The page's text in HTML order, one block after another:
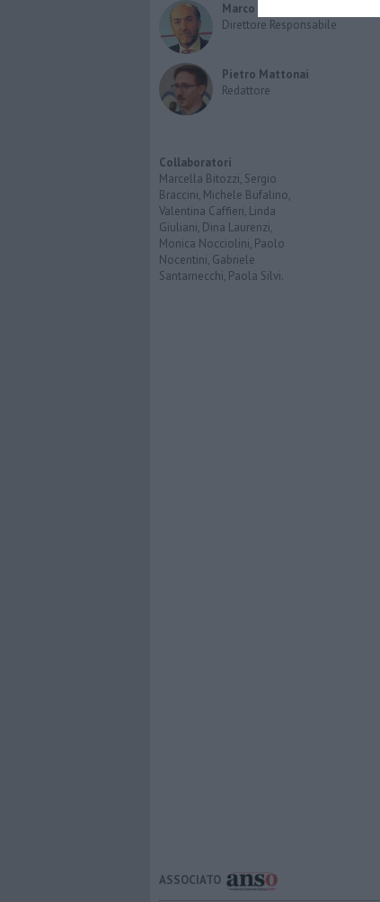
Marco Migli
Direttore Responsabile
Pietro Mattonai
Redattore
Collaboratori
Marcella Bitozzi, Sergio
Braccini, Michele Bufalino,
Valentina Caffieri, Linda
Giuliani, Dina Laurenzi,
Monica Nocciolini, Paolo
Nocentini, Gabriele
Santarnecchi, Paola Silvi.
ASSOCIATO